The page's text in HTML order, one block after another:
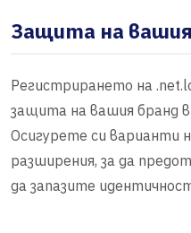
Защита на вашия
Регистрирането на
защита на вашия бранд
Осигурете си варианти
разширения, за да
да запазите